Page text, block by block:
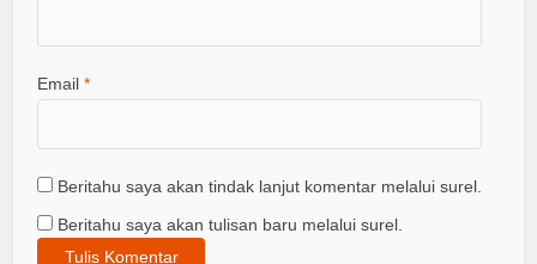
Email*
Beritahu saya akan tindak lanjut komentar melalui surel.
Beritahu saya akan tulisan baru melalui surel.